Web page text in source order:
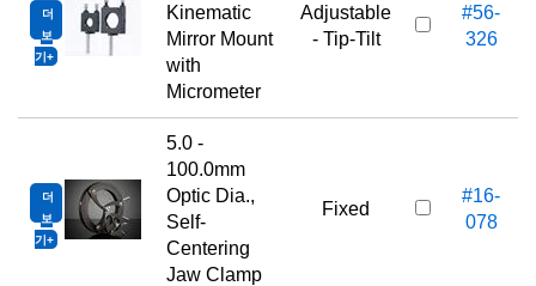
더
보
기
Kinematic
Mirror Mount
with
Micrometer
Adjustable
- Tip-Tilt
#56-
326
더
보
기
5.0 -
100.0mm
Optic Dia.,
Self-
Centering
Jaw Clamp
Fixed
#16-
078